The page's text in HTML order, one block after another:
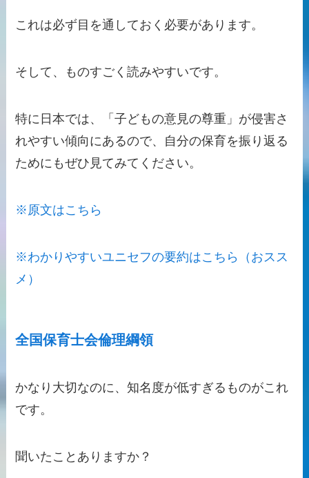
これは必ず目を通しておく必要があります。
そして、ものすごく読みやすいです。
特に日本では、「子どもの意見の尊重」が侵害さ
れやすい傾向にあるので、自分の保育を振り返る
ためにもぜひ見てみてください。
※原文はこちら
※わかりやすいユニセフの要約はこちら（おスス
メ）
全国保育士会倫理綱領
かなり大切なのに、知名度が低すぎるものがこれ
です。
聞いたことありますか？